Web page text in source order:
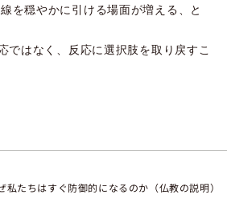
を穏やかに引ける場面が増える、と
ではなく、反応に選択肢を取り戻すこ
私たちはすぐ防御的になるのか（仏教の説明）